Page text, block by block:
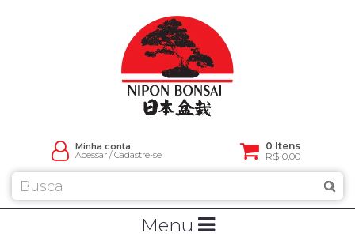
Minha conta
Acessar/Cadastre-se
0 Itens
R$ 0,00
Menu